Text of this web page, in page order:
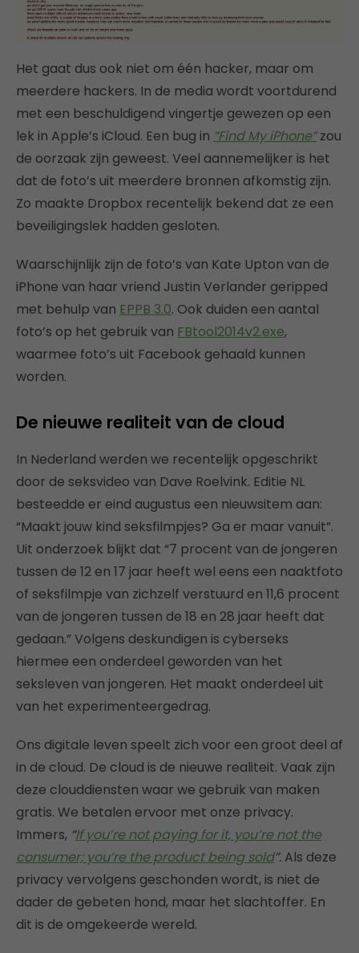
Het gaat dus ook niet om één hacker, maar om
meerdere hackers. In de media wordt voortdurend
met een beschuldigend vingertje gewezen op een
lek in Apple’s iCloud. Een bug in “Find My iPhone”zou
de oorzaak zijn geweest. Veel aannemelijker is het
dat de foto’s uit meerdere bronnen afkomstig zijn.
Zo maakte Dropbox recentelijk bekend dat ze een
beveiligingslek hadden gesloten.
Waarschijnlijk zijn de foto’s van Kate Upton van de
iPhone van haar vriend Justin Verlander geripped
met behulp van EPPB 3.0. Ook duiden een aantal
foto’s op het gebruik van FBtool2014v2.exe,
waarmee foto’s uit Facebook gehaald kunnen
worden.
De nieuwe realiteit van de cloud
In Nederland werden we recentelijk opgeschrikt
door de seksvideo van Dave Roelvink. Editie NL
besteedde er eind augustus een nieuwsitem aan:
“Maakt jouw kind seksfilmpjes? Ga er maar vanuit”.
Uit onderzoek blijkt dat “7 procent van de jongeren
tussen de 12 en 17 jaar heeft wel eens een naaktfoto
of seksfilmpje van zichzelf verstuurd en 11,6 procent
van de jongeren tussen de 18 en 28 jaar heeft dat
gedaan.” Volgens deskundigen is cyberseks
hiermee een onderdeel geworden van het
seksleven van jongeren. Het maakt onderdeel uit
van het experimenteergedrag.
Ons digitale leven speelt zich voor een groot deel af
in de cloud. De cloud is de nieuwe realiteit. Vaak zijn
deze clouddiensten waar we gebruik van maken
gratis. We betalen ervoor met onze privacy.
Immers, “If you’re not paying for it, you’re not the
consumer; you’re the product being sold”. Als deze
privacy vervolgens geschonden wordt, is niet de
dader de gebeten hond, maar het slachtoffer. En
dit is de omgekeerde wereld.